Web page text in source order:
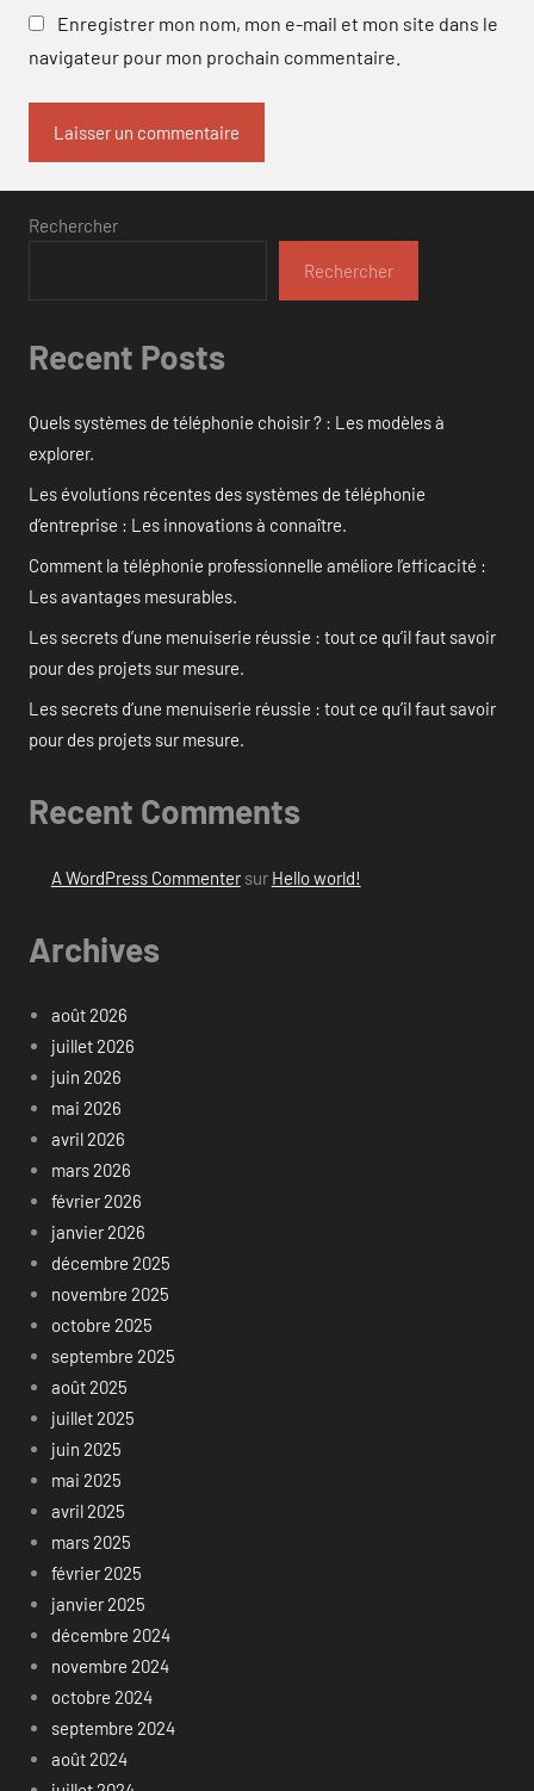
Enregistrer mon nom, mon e-mail et mon site dans le
navigateur pour mon prochain commentaire.
Rechercher
Rechercher
Recent Posts
Quels systèmes de téléphonie choisir ? : Les modèles à
explorer.
Les évolutions récentes des systèmes de téléphonie
d’entreprise : Les innovations à connaître.
Comment la téléphonie professionnelle améliore l’efficacité :
Les avantages mesurables.
Les secrets d’une menuiserie réussie : tout ce qu’il faut savoir
pour des projets sur mesure.
Les secrets d’une menuiserie réussie : tout ce qu’il faut savoir
pour des projets sur mesure.
Recent Comments
A WordPress Commentersur Hello world!
Archives
août 2026
juillet 2026
juin 2026
mai 2026
avril 2026
mars 2026
février 2026
janvier 2026
décembre 2025
novembre 2025
octobre 2025
septembre 2025
août 2025
juillet 2025
juin 2025
mai 2025
avril 2025
mars 2025
février 2025
janvier 2025
décembre 2024
novembre 2024
octobre 2024
septembre 2024
août 2024